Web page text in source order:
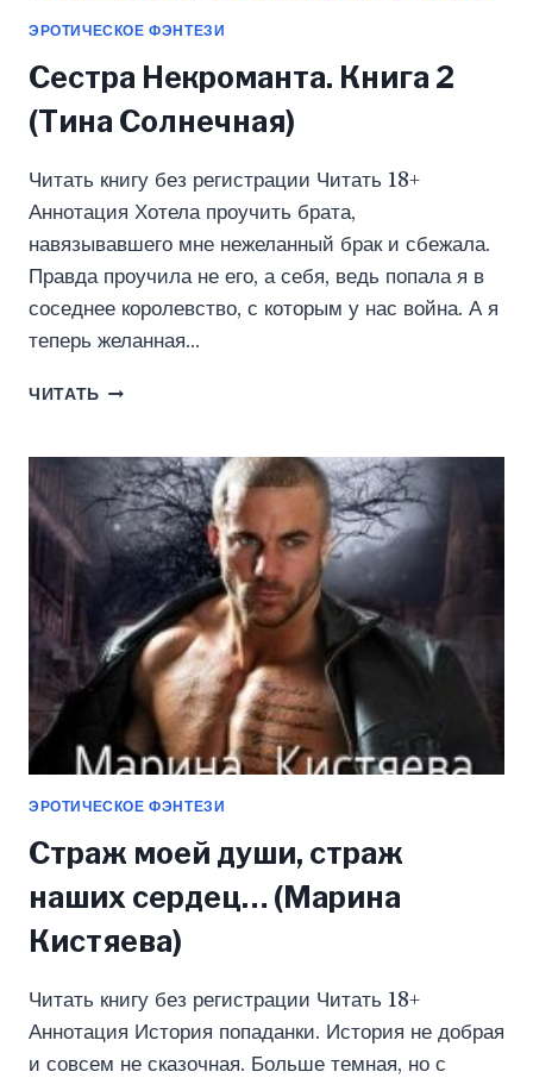
ЭРОТИЧЕСКОЕ ФЭНТЕЗИ
Сестра Некроманта. Книга 2
(Тина Солнечная)
Читать книгу без регистрации Читать 18+
Аннотация Хотела проучить брата,
навязывавшего мне нежеланный брак и сбежала.
Правда проучила не его, а себя, ведь попала я в
соседнее королевство, с которым у нас война. А я
теперь желанная…
ЧИТАТЬ СЕСТРА
2
(ТИНА
СОЛНЕЧНАЯ)
ЭРОТИЧЕСКОЕ ФЭНТЕЗИ
Страж моей души, страж
наших сердец… (Марина
Кистяева)
Читать книгу без регистрации Читать 18+
Аннотация История попаданки. История не добрая
и совсем не сказочная. Больше темная, но с